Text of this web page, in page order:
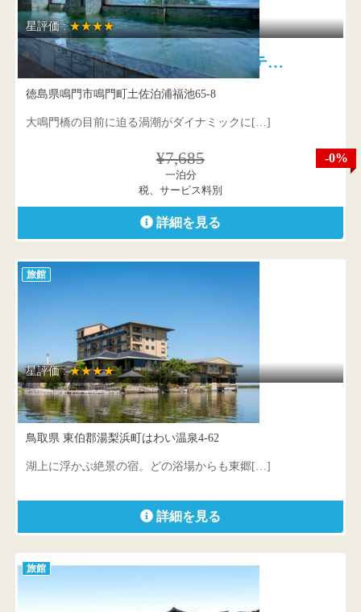
星評価 :★★★★
鳴門潮崎温泉 ベイリゾートホテ…
徳島県鳴門市鳴門町土佐泊浦福池65-8
大鳴門橋の目前に迫る渦潮がダイナミックに[…]
-0%
¥7,685
一泊分
税、サービス料別
詳細を見る
旅館
星評価 :★★★★
はわい温泉 千年亭
鳥取県 東伯郡湯梨浜町はわい温泉4-62
湖上に浮かぶ絶景の宿。どの浴場からも東郷[…]
詳細を見る
旅館